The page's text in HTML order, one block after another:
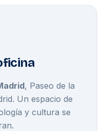
, Paseo de la
Un espacio de
y cultura se